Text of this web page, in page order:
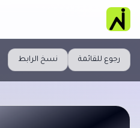
رجوع للقائمة نسخ الرابط